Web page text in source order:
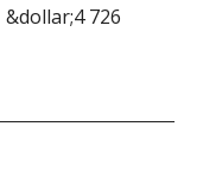
&dollar;4 726